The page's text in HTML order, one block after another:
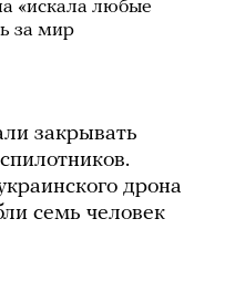
«искала любые
за мир
закрывать
дрона
семь человек